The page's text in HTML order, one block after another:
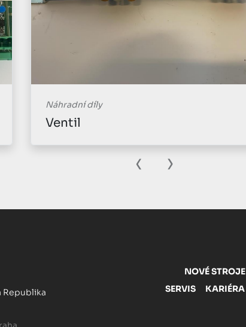
Náhradní díly
Ventil
‹ ›
Republika
NOVÉ STROJE
SERVIS
KARIÉRA